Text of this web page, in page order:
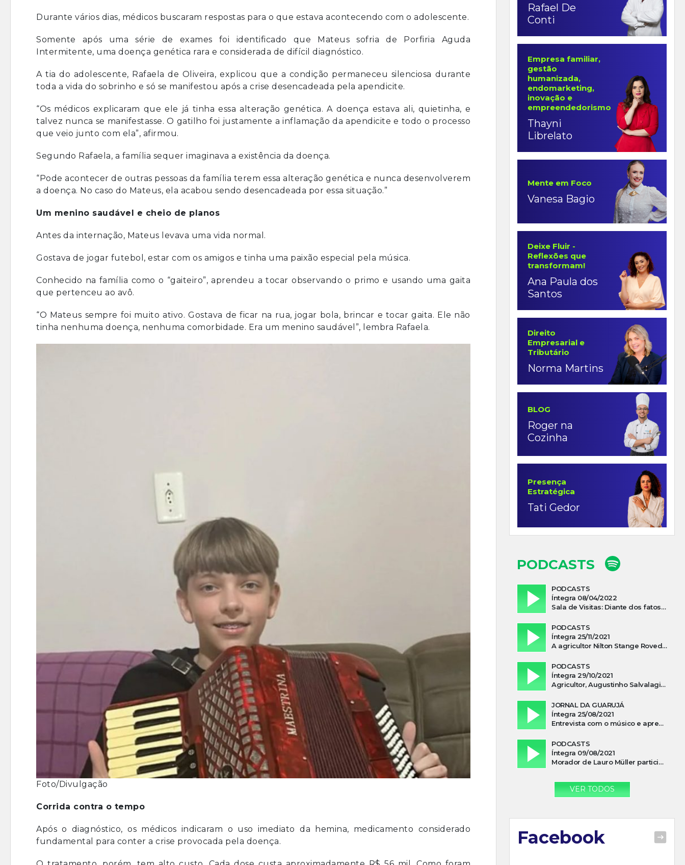
Durante vários dias, médicos buscaram respostas para o que estava acontecendo com o adolescente.
Somente após uma série de exames foi identificado que Mateus sofria de Porfiria Aguda
Intermitente, uma doença genética rara e considerada de difícil diagnóstico.
A tia do adolescente, Rafaela de Oliveira, explicou que a condição permaneceu silenciosa durante
toda a vida do sobrinho e só se manifestou após a crise desencadeada pela apendicite.
“Os médicos explicaram que ele já tinha essa alteração genética. A doença estava ali, quietinha, e
talvez nunca se manifestasse. O gatilho foi justamente a inflamação da apendicite e todo o processo
que veio junto com ela”, afirmou.
Segundo Rafaela, a família sequer imaginava a existência da doença.
“Pode acontecer de outras pessoas da família terem essa alteração genética e nunca desenvolverem
a doença. No caso do Mateus, ela acabou sendo desencadeada por essa situação.”
Um menino saudável e cheio de planos
Antes da internação, Mateus levava uma vida normal.
Gostava de jogar futebol, estar com os amigos e tinha uma paixão especial pela música.
Conhecido na família como o “gaiteiro”, aprendeu a tocar observando o primo e usando uma gaita
que pertenceu ao avô.
“O Mateus sempre foi muito ativo. Gostava de ficar na rua, jogar bola, brincar e tocar gaita. Ele não
tinha nenhuma doença, nenhuma comorbidade. Era um menino saudável”, lembra Rafaela.
Foto/Divulgação
Corrida contra o tempo
Após o diagnóstico, os médicos indicaram o uso imediato da hemina, medicamento considerado
fundamental para conter a crise provocada pela doença.
Rafael De
Conti
Empresa familiar,
gestão
humanizada,
endomarketing,
inovação e
empreendedorismo
Thayni
Librelato
Mente em Foco
Vanesa Bagio
Deixe Fluir -
Reflexões que
transformam!
Ana Paula dos
Santos
Direito
Empresarial e
Tributário
Norma Martins
BLOG
Roger na
Cozinha
Presença
Estratégica
Tati Gedor
PODCASTS
PODCASTS
Íntegra 08/04/2022
Sala de Visitas: Diante dos fatos que influenciam a economia o que podemos esperar de 2022
PODCASTS
Íntegra 25/11/2021
A agricultor Nilton Stange Roveda, afirma ter recebido ajuda espiritual durante acidente
PODCASTS
Íntegra 29/10/2021
Agricultor, Augustinho Salvalagio, relata sobre aparição do Cavaleiro Negro no Rio das Furnas
JORNAL DA GUARUJÁ
Íntegra 25/08/2021
Entrevista com o músico e apresentador, Lismael Ferrareis, no Cidade e Campo
PODCASTS
Íntegra 09/08/2021
Morador de Lauro Müller participa de motociata em apoio a Bolsonaro
VER TODOS
Facebook